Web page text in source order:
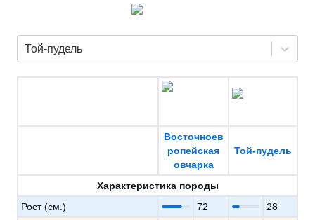
Той-пудель
Восточноев
ропейская
овчарка
Той-пудель
Характеристика породы
Рост (см.)
72
28